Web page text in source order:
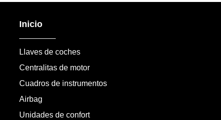
Inicio
Llaves de coches
Centralitas de motor
Cuadros de instrumentos
Airbag
Unidades de confort